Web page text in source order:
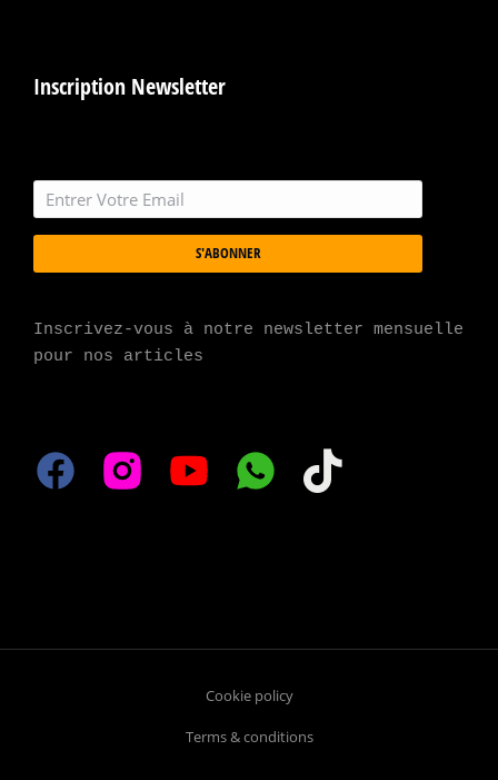
Inscription Newsletter
S'ABONNER
Inscrivez-vous à notre newsletter mensuelle
pour nos articles
Cookie policy
Terms & conditions